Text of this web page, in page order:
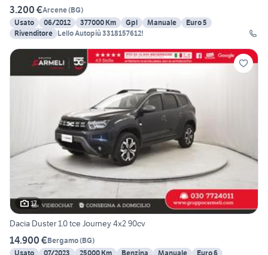
3.200 €Arcene(BG)
Usato
06/2012 377000 Km Gpl Manuale
Euro 5
Rivenditore
Lello Autopiù 3318157612!
17
Dacia Duster 1.0 tce Journey 4x2 90cv
14.900 €Bergamo(BG)
Usato
07/2023 25000 Km Benzina Manuale
Euro 6